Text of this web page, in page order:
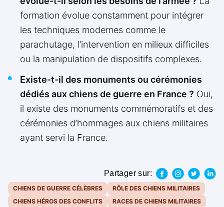
formation évolue constamment pour intégrer
les techniques modernes comme le
parachutage, l’intervention en milieux difficiles
ou la manipulation de dispositifs complexes.
Existe-t-il des monuments ou cérémonies
dédiés aux chiens de guerre en France ? Oui,
il existe des monuments commémoratifs et des
cérémonies d’hommages aux chiens militaires
ayant servi la France.
Partager sur:
CHIENS DE GUERRE CÉLÈBRES
RÔLE DES CHIENS MILITAIRES
CHIENS HÉROS DES CONFLITS
RACES DE CHIENS MILITAIRES